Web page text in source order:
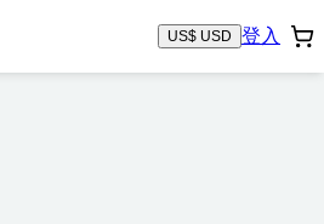
US$ USD 登入